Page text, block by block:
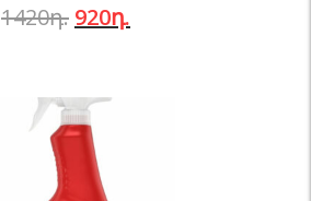
1420դ. 920դ.